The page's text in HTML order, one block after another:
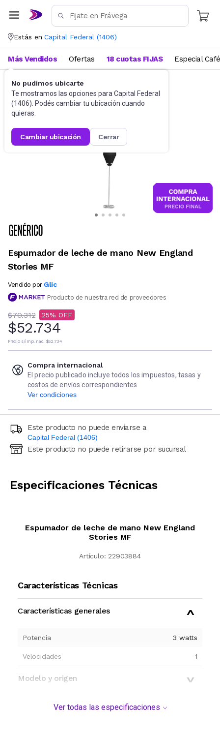
Estás en Capital Federal (1406)
No pudimos ubicarte
Te mostramos las opciones para Capital Federal
(1406). Podés cambiar tu ubicación cuando
quieras.
cambiar ubicación cerrar
Más Vendidos Ofertas 18 cuotas FIJAS Especial Café
Batidoras Batidoras de mano
Espumador de leche de mano New England
Stories MF
Vendido por Glic
Producto de nuestra red de proveedores
$70.312 25
$52.734
Precio s/imp. nac. $52.734
Compra internacional
El precio publicado incluye todos los impuestos, tasas y
costos de envíos correspondientes
Ver condiciones
Este producto no puede enviarse a
Capital Federal (1406)
Ingresá código postal (sólo números)
Este producto no puede retirarse por sucursal
Especificaciones Técnicas
Espumador de leche de mano New England
Stories MF
Artículo: 22903884
Características Técnicas
Características generales
Potencia 3 watts
Velocidades 1
Modelo y origen
Ver todas las especificaciones